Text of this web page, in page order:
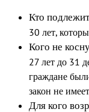
Кто
30 лет,
Кого не
27 лет до 31
граждане
закон не
Для кого